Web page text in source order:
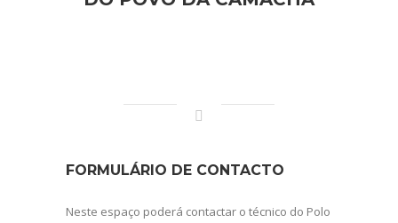
FORMULÁRIO DE CONTACTO
Neste espaço poderá contactar o técnico do Polo